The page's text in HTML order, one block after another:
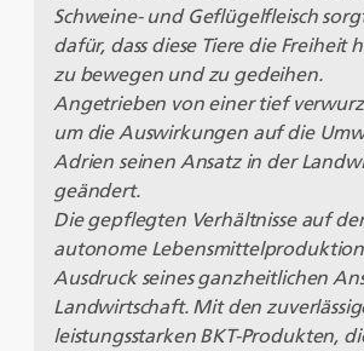
Schweine- und Geflügelfleisch
dafür, dass diese Tiere die Freiheit
zu bewegen und zu gedeihen.
Angetrieben von einer tief
um die Auswirkungen auf die
Adrien seinen Ansatz in der
geändert.
Die gepflegten Verhältnisse auf
autonome
Ausdruck seines ganzheitlichen
Landwirtschaft. Mit den
leistungsstarken BKT-Produkten,